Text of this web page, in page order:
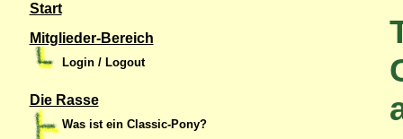
Start
Mitglieder-Bereich
Login / Logout
Die Rasse
Was ist ein Classic-Pony?